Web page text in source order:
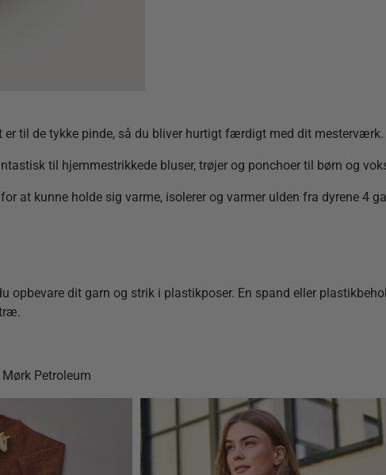
er til de tykke pinde, så du bliver hurtigt færdigt med dit mesterværk.
til hjemmestrikkede bluser, trøjer og ponchoer til børn og
at kunne holde sig varme, isolerer og varmer ulden fra dyrene 4
opbevare dit garn og strik i plastikposer. En spand eller
Petroleum